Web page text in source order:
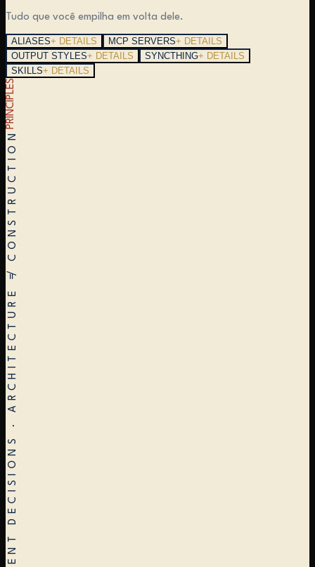
Tudo que você empilha em volta dele.
ALIASES+ DETAILS MCP SERVERS+ DETAILS
OUTPUT STYLES+ DETAILS SYNCTHING+ DETAILS
SKILLS+ DETAILS
PRINCIPLES